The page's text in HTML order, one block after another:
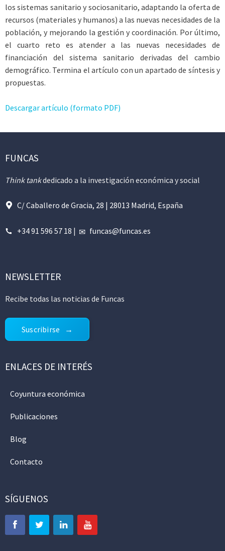
los sistemas sanitario y sociosanitario, adaptando la oferta de
recursos (materiales y humanos) a las nuevas necesidades de la
población, y mejorando la gestión y coordinación. Por último,
el cuarto reto es atender a las nuevas necesidades de
financiación del sistema sanitario derivadas del cambio
demográfico. Termina el artículo con un apartado de síntesis y
propuestas.
Descargar artículo (formato PDF)
FUNCAS
Think tankdedicado a la investigación económica y social
C/ Caballero de Gracia, 28 | 28013 Madrid, España
+34 91 596 57 18 | funcas@funcas.es
NEWSLETTER
Recibe todas las noticias de Funcas
Suscribirse
ENLACES DE INTERÉS
Coyuntura económica
Publicaciones
Blog
Contacto
SÍGUENOS